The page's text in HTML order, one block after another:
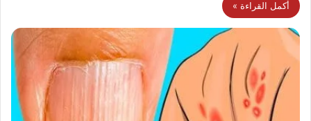
أكمل القراءة »